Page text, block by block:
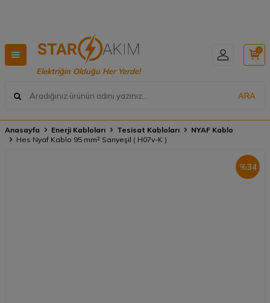
Elektriğin Olduğu Her Yerde!
ARA
0
Anasayfa Enerji Kabloları Tesisat Kabloları
NYAF Kablo
Hes Nyaf Kablo 95 mm² Sarıyeşil ( H07v-K )
%34